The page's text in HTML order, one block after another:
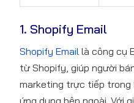
1. Shopify Email
Shopify Email là công cụ
từ Shopify, giúp người
marketing trực tiếp trong
ứng dụng bên ngoài. Với